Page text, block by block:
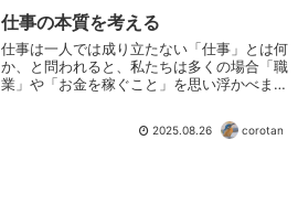
仕事の本質を考える
仕事は一人では成り立たない「仕事」とは何
か、と問われると、私たちは多くの場合「職
業」や「お金を稼ぐこと」を思い浮かべま
生活を支え、社会を動かしていくうえで、賃
金労働は欠かすことのできない営みでしょ
2025.08.26 corotan